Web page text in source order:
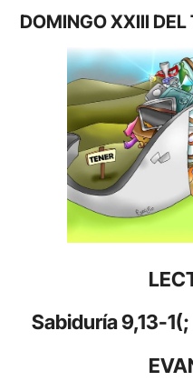
DOMINGO XXIII DEL
Sabiduría 9,13-